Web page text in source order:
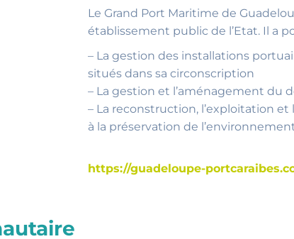
Le Grand Port Maritime de
établissement public de l’Etat. Il a
– La gestion des installations
situés dans sa circonscription
– La gestion et l’aménagement du
– La reconstruction, l’exploitation
à la préservation de
https://guadeloupe-